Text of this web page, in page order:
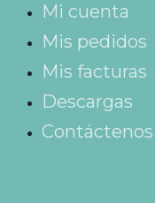
Mi cuenta
Mis pedidos
Mis facturas
Descargas
Contáctenos